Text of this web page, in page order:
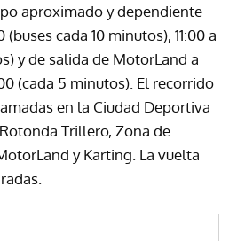
aproximado y dependiente
(buses cada 10 minutos), 11:00 a
y de salida de MotorLand a
(cada 5 minutos). El recorrido
en la Ciudad Deportiva
Trillero, Zona de
y Karting. La vuelta